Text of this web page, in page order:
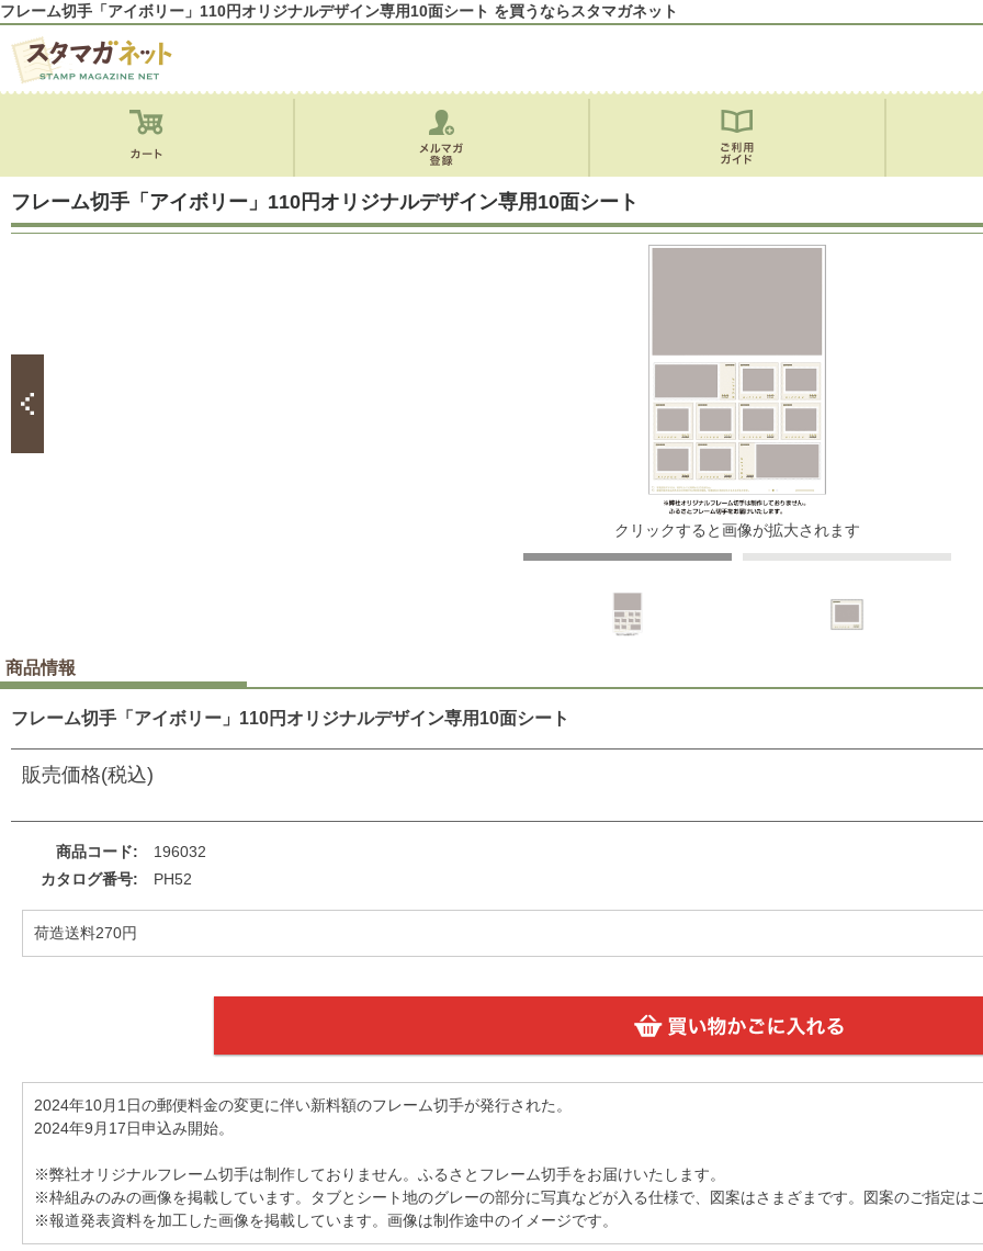
フレーム切手「アイボリー」110円オリジナルデザイン専用10面シート を買うならスタマガネット
フレーム切手「アイボリー」110円オリジナルデザイン専用10面シート
クリックすると画像が拡大されます
商品情報
フレーム切手「アイボリー」110円オリジナルデザイン専用10面シート
販売価格(税込)
商品コード
196032
カタログ番号
PH52
荷造送料270円
2024年10月1日の郵便料金の変更に伴い新料額のフレーム切手が発行された。
2024年9月17日申込み開始。
※弊社オリジナルフレーム切手は制作しておりません。ふるさとフレーム切手をお届けいたします。
※枠組みのみの画像を掲載しています。タブとシート地のグレーの部分に写真などが入る仕様で、図案はさまざまです。図案のご指定はご
※報道発表資料を加工した画像を掲載しています。画像は制作途中のイメージです。